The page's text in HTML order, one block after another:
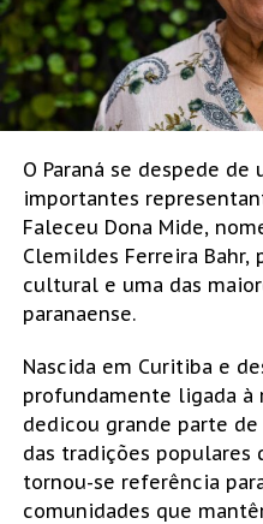
O Paraná se despede de
importantes
Faleceu Dona Mide,
Clemildes Ferreira Bahr,
cultural e uma das
paranaense.
Nascida em Curitiba e
profundamente ligada à
dedicou grande parte
das tradições populares
tornou-se referência
comunidades que